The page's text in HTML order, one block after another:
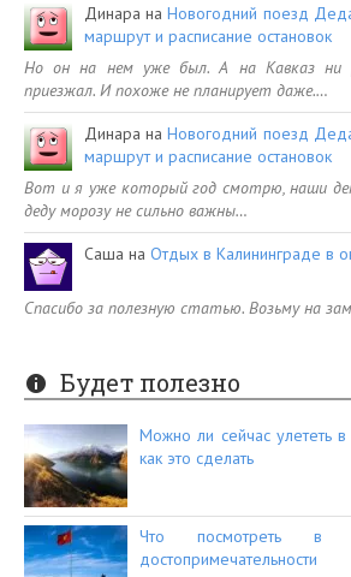
Динара наНовогодний поезд
маршрут и расписание остановок
Но он на нем уже был. А на Кавказ ни
приезжал. И похоже не планирует даже.…
Динара наНовогодний поезд
маршрут и расписание остановок
Вот и я уже который год смотрю, наши
деду морозу не сильно важны…
Саша на Отдых в Калининграде в
Спасибо за полезную статью. Возьму на
Будет полезно
Можно ли сейчас улететь
как это сделать
Что посмотреть в
достопримечательности